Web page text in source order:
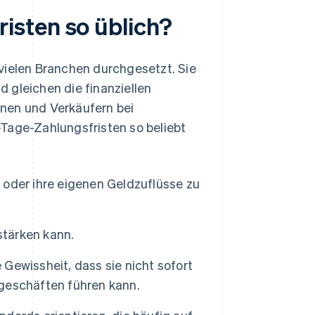
so üblich?
Branchen durchgesetzt. Sie
gleichen die finanziellen
und Verkäufern bei
Zahlungsfristen so beliebt
ihre eigenen Geldzuflüsse zu
kann.
dass sie nicht sofort
führen kann.